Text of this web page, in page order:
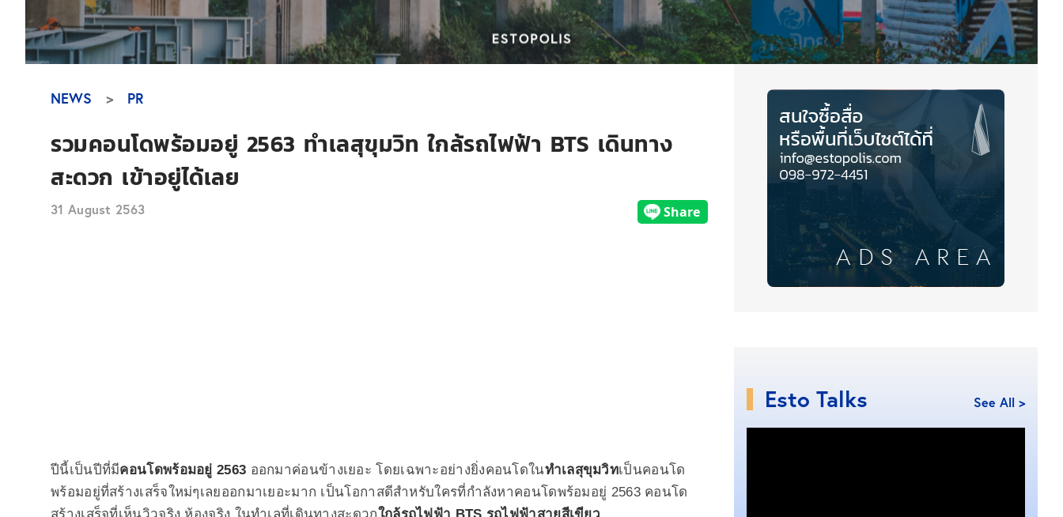
NEWS PR
รวมคอนโดพร้อมอยู่ 2563 ทำเลสุขุมวิท ใกล้รถไฟฟ้า BTS เดินทาง
สะดวก เข้าอยู่ได้เลย
31 August 2563
ปีนี้เป็นปีที่มีคอนโดพร้อมอยู่ 2563 ออกมาค่อนข้างเยอะ โดยเฉพาะอย่างยิ่งคอนโดในทำเลสุขุมวิทเป็นคอนโด
พร้อมอยู่ที่สร้างเสร็จใหม่ๆเลยออกมาเยอะมาก เป็นโอกาสดีสำหรับใครที่กำลังหาคอนโดพร้อมอยู่ 2563 คอนโด
Esto Talks See All >